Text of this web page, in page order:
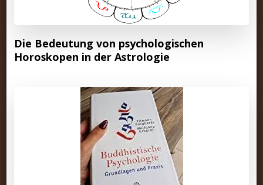
Die Bedeutung von psychologischen
Horoskopen in der Astrologie